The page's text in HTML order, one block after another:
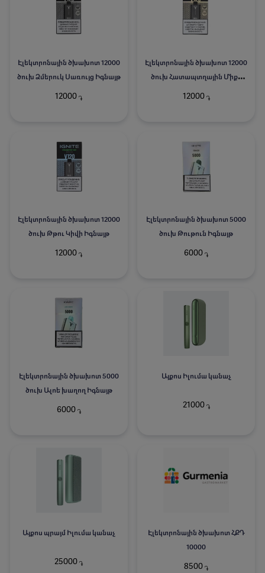
Էլեկտրոնային ծխախոտ 12000
ծուխ Ձմերուկ Սառույց Իգնայթ
12000 ֏
Էլեկտրոնային ծխախոտ 12000
ծուխ Հատապտղային Միքս
Իգնայթ
12000 ֏
Էլեկտրոնային ծխախոտ 12000
ծուխ Թթու Կիվի Իգնայթ
12000 ֏
Էլեկտրոնային ծխախոտ 5000
ծուխ Թութուն Իգնայթ
6000 ֏
Էլեկտրոնային ծխախոտ 5000
ծուխ Ալոե խաղող Իգնայթ
6000 ֏
Այքոս Իլումա կանաչ
21000 ֏
Այքոս պրայմ Իլումա կանաչ
25000 ֏
Էլեկտրոնային ծխախոտ ՀՔԴ
10000
8500 ֏